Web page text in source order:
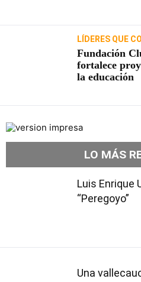
LÍDERES QUE
Fundación
fortalece
la educación
LO MÁS
Luis Enrique
“Peregoyo”
Una